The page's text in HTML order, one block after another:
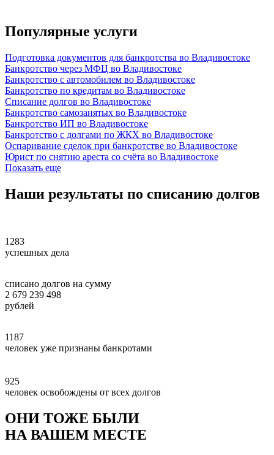
Популярные услуги
Подготовка документов для банкротства во Владивостоке
Банкротство через МФЦ во Владивостоке
Банкротство с автомобилем во Владивостоке
Банкротство по кредитам во Владивостоке
Списание долгов во Владивостоке
Банкротство самозанятых во Владивостоке
Банкротство ИП во Владивостоке
Банкротство с долгами по ЖКХ во Владивостоке
Оспаривание сделок при банкротстве во Владивостоке
Юрист по снятию ареста со счёта во Владивостоке
Показать еще
Наши результаты по списанию долгов
1283
успешных дела
списано долгов на сумму
2 679 239 498
рублей
1187
человек уже признаны банкротами
925
человек освобождены от всех долгов
ОНИ ТОЖЕ БЫЛИ
НА ВАШЕМ МЕСТЕ